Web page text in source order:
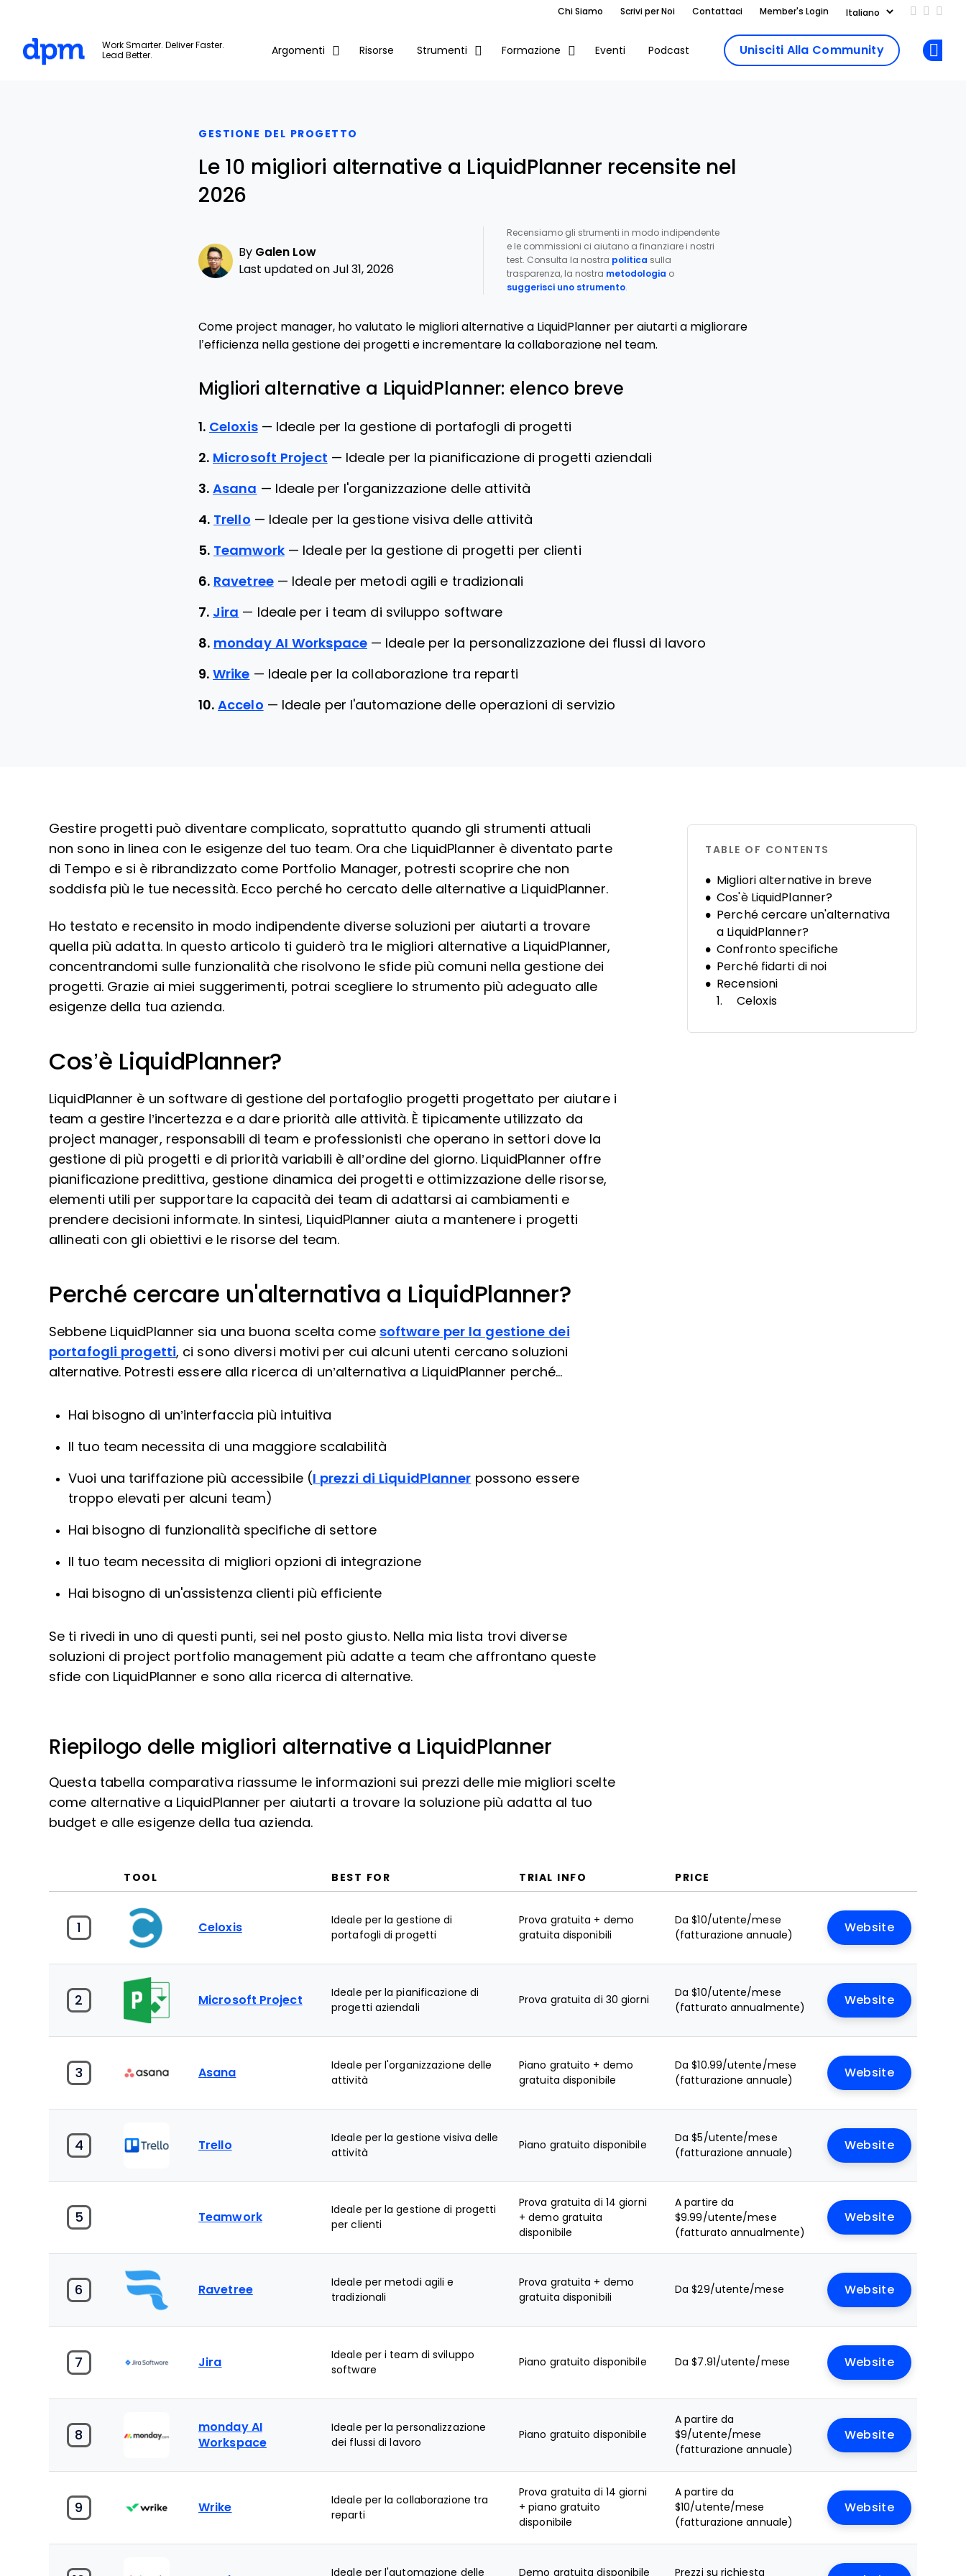
Chi Siamo Scrivi per Noi Contattaci Member's Login Add us
Follow
Work Smarter. Deliver Faster.
Lead Better.
Argomenti Risorse Strumenti Formazione Eventi Podcast Unisciti Alla Community
GESTIONE DEL PROGETTO
Le 10 migliori alternative a LiquidPlanner recensite nel
2026
By Galen Low
Last updated on Jul 31, 2026
Recensiamo gli strumenti in modo indipendente
e le commissioni ci aiutano a finanziare i nostri
test. Consulta la nostra politica sulla
trasparenza, la nostra metodologia o
suggerisci uno strumento.
Come project manager, ho valutato le migliori alternative a LiquidPlanner per aiutarti a migliorare
l’efficienza nella gestione dei progetti e incrementare la collaborazione nel team.
Migliori alternative a LiquidPlanner: elenco breve
1. Celoxis — Ideale per la gestione di portafogli di progetti
2. Microsoft Project — Ideale per la pianificazione di progetti aziendali
3. Asana — Ideale per l'organizzazione delle attività
4. Trello — Ideale per la gestione visiva delle attività
5. Teamwork — Ideale per la gestione di progetti per clienti
6. Ravetree — Ideale per metodi agili e tradizionali
7. Jira — Ideale per i team di sviluppo software
8. monday AI Workspace — Ideale per la personalizzazione dei flussi di lavoro
9. Wrike — Ideale per la collaborazione tra reparti
10. Accelo — Ideale per l'automazione delle operazioni di servizio
Gestire progetti può diventare complicato, soprattutto quando gli strumenti attuali
non sono in linea con le esigenze del tuo team. Ora che LiquidPlanner è diventato parte
di Tempo e si è ribrandizzato come Portfolio Manager, potresti scoprire che non
soddisfa più le tue necessità. Ecco perché ho cercato delle alternative a LiquidPlanner.
Ho testato e recensito in modo indipendente diverse soluzioni per aiutarti a trovare
quella più adatta. In questo articolo ti guiderò tra le migliori alternative a LiquidPlanner,
concentrandomi sulle funzionalità che risolvono le sfide più comuni nella gestione dei
progetti. Grazie ai miei suggerimenti, potrai scegliere lo strumento più adeguato alle
esigenze della tua azienda.
Cos’è LiquidPlanner?
LiquidPlanner è un software di gestione del portafoglio progetti progettato per aiutare i
team a gestire l’incertezza e a dare priorità alle attività. È tipicamente utilizzato da
project manager, responsabili di team e professionisti che operano in settori dove la
gestione di più progetti e di priorità variabili è all’ordine del giorno. LiquidPlanner offre
pianificazione predittiva, gestione dinamica dei progetti e ottimizzazione delle risorse,
elementi utili per supportare la capacità dei team di adattarsi ai cambiamenti e
prendere decisioni informate. In sintesi, LiquidPlanner aiuta a mantenere i progetti
allineati con gli obiettivi e le risorse del team.
Perché cercare un'alternativa a LiquidPlanner?
Sebbene LiquidPlanner sia una buona scelta come software per la gestione dei
portafogli progetti, ci sono diversi motivi per cui alcuni utenti cercano soluzioni
alternative. Potresti essere alla ricerca di un’alternativa a LiquidPlanner perché…
Hai bisogno di un’interfaccia più intuitiva
Il tuo team necessita di una maggiore scalabilità
Vuoi una tariffazione più accessibile (I prezzi di LiquidPlanner possono essere
troppo elevati per alcuni team)
Hai bisogno di funzionalità specifiche di settore
Il tuo team necessita di migliori opzioni di integrazione
Hai bisogno di un'assistenza clienti più efficiente
Se ti rivedi in uno di questi punti, sei nel posto giusto. Nella mia lista trovi diverse
soluzioni di project portfolio management più adatte a team che affrontano queste
sfide con LiquidPlanner e sono alla ricerca di alternative.
Riepilogo delle migliori alternative a LiquidPlanner
Questa tabella comparativa riassume le informazioni sui prezzi delle mie migliori scelte
come alternative a LiquidPlanner per aiutarti a trovare la soluzione più adatta al tuo
budget e alle esigenze della tua azienda.
TOOL BEST FOR TRIAL INFO PRICE
1 Celoxis
Ideale per la gestione di
portafogli di progetti
Prova gratuita + demo
gratuita disponibili
Da $10/utente/mese
(fatturazione annuale)
Website
2 Microsoft Project
Ideale per la pianificazione di
progetti aziendali
Prova gratuita di 30 giorni
Da $10/utente/mese
(fatturato annualmente)
Website
3 Asana
Ideale per l'organizzazione delle
attività
Piano gratuito + demo
gratuita disponibile
Da $10.99/utente/mese
(fatturazione annuale)
Website
4 Trello
Ideale per la gestione visiva delle
attività
Piano gratuito disponibile
Da $5/utente/mese
(fatturazione annuale)
Website
5 Teamwork
Ideale per la gestione di progetti
per clienti
Prova gratuita di 14 giorni
+ demo gratuita
disponibile
A partire da
$9.99/utente/mese
(fatturato annualmente)
Website
6 Ravetree
Ideale per metodi agili e
tradizionali
Prova gratuita + demo
gratuita disponibili
Da $29/utente/mese Website
7 Jira
Ideale per i team di sviluppo
software
Piano gratuito disponibile Da $7.91/utente/mese Website
8
monday AI
Workspace
Ideale per la personalizzazione
dei flussi di lavoro
Piano gratuito disponibile
A partire da
$9/utente/mese
(fatturazione annuale)
Website
9 Wrike
Ideale per la collaborazione tra
reparti
Prova gratuita di 14 giorni
+ piano gratuito
disponibile
A partire da
$10/utente/mese
(fatturazione annuale)
Website
Ideale per l'automazione delle Demo gratuita disponibile Prezzi su richiesta
TABLE OF CONTENTS
Migliori alternative in breve
Cos'è LiquidPlanner?
Perché cercare un'alternativa
a LiquidPlanner?
Confronto specifiche
Perché fidarti di noi
Recensioni
Celoxis
Asana